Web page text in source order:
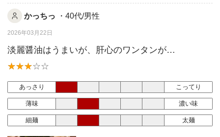
かっちっ ・40代/男性
2026年03月22日
淡麗醤油はうまいが、肝心のワンタンが…
あっさり こってり
薄味 濃い味
細麺 太麺